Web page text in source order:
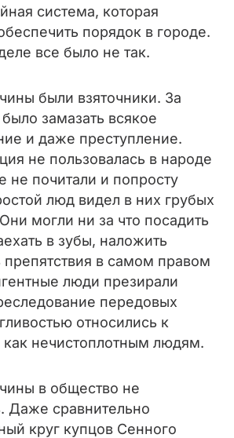
система, которая
порядок в городе.
все было не так.
были взяточники. За
замазать всякое
и даже преступление.
не пользовалась в народе
не почитали и попросту
люд видел в них грубых
могли ни за что посадить
в зубы, наложить
препятствия в самом правом
люди презирали
передовых
относились к
нечистоплотным людям.
в общество не
Даже сравнительно
круг купцов Сенного